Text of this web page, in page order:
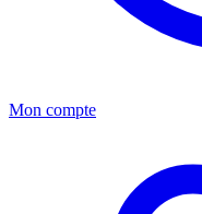
Mon compte